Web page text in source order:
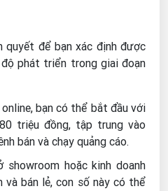
để bạn xác định được
phát triển trong giai đoạn
bạn có thể bắt đầu với
triệu đồng, tập trung vào
bán và chạy quảng cáo.
showroom hoặc kinh doanh
và bán lẻ, con số này có thể